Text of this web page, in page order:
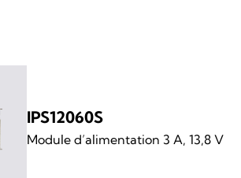
IPS12060S
Module d’alimentation 3 A, 13,8 V